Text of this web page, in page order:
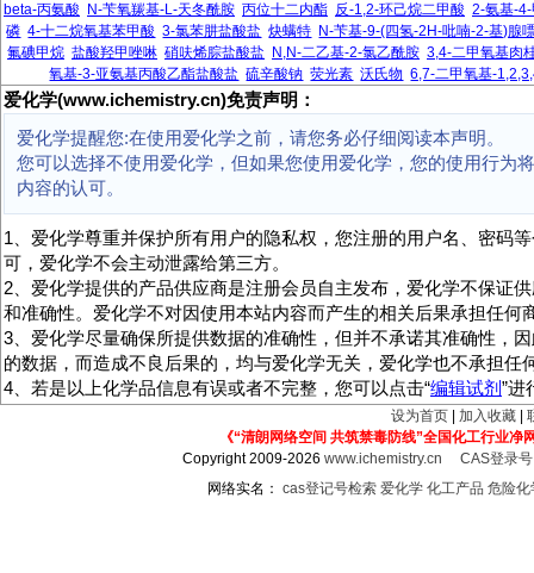
beta-丙氨酸
N-苄氧羰基-L-天冬酰胺 丙位十二内酯 反-1,2-环己烷二甲酸 2-氨基-
磷 4-十二烷氧基苯甲酸 3-氯苯肼盐酸盐 炔螨特 N-苄基-9-(四氢-2H-吡喃-2-基)腺
氟碘甲烷 盐酸羟甲唑啉 硝呋烯腙盐酸盐 N,N-二乙基-2-氯乙酰胺 3,4-二甲氧基肉
氧基-3-亚氨基丙酸乙酯盐酸盐 硫辛酸钠 荧光素 沃氏物 6,7-二甲氧基-
爱化学(www.ichemistry.cn)免责声明：
爱化学提醒您:在使用爱化学之前，请您务必仔细阅读本声明。
您可以选择不使用爱化学，但如果您使用爱化学，您的使用行为
内容的认可。
1、爱化学尊重并保护所有用户的隐私权，您注册的用户名、密码
可，爱化学不会主动泄露给第三方。
2、爱化学提供的产品供应商是注册会员自主发布，爱化学不保证
和准确性。爱化学不对因使用本站内容而产生的相关后果承担任何
3、爱化学尽量确保所提供数据的准确性，但并不承诺其准确性，
的数据，而造成不良后果的，均与爱化学无关，爱化学也不承担任
4、若是以上化学品信息有误或者不完整，您可以点击“编辑试剂”进
设为首页 加入收藏
《“清朗网络空间 共筑禁毒防线”全国化工行业净
Copyright 2009-2026www.ichemistry.cn
CAS登录
网络实名： cas登记号检索 爱化学 化工产品 危险化